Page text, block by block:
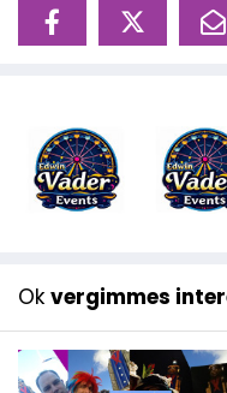
Ok vergimmes